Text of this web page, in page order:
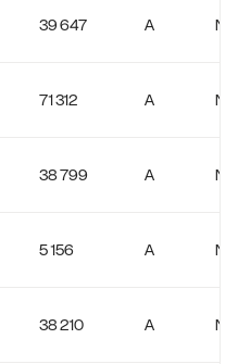
39 647 A
71 312 A
38 799 A
5 156 A
38 210 A